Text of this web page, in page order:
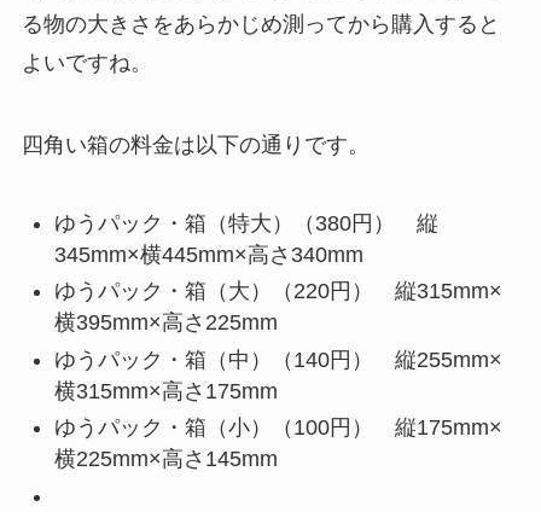
る物の大きさをあらかじめ測ってから購入すると
よいですね。
四角い箱の料金は以下の通りです。
ゆうパック・箱（特大）（380円） 縦
345mm×横445mm×高さ340mm
ゆうパック・箱（大）（220円） 縦315mm×
横395mm×高さ225mm
ゆうパック・箱（中）（140円） 縦255mm×
横315mm×高さ175mm
ゆうパック・箱（小）（100円） 縦175mm×
横225mm×高さ145mm